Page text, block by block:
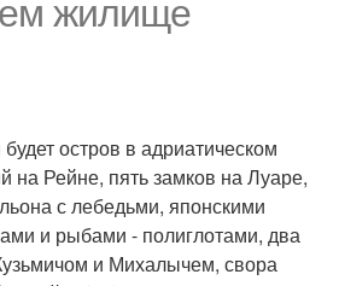
жилище
остров в адриатическом
на Рейне, пять замков на Луаре,
с лебедьми, японскими
и рыбами - полиглотами, два
и Михалычем, свора